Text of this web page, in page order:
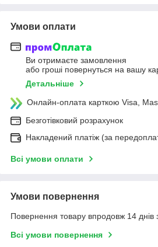
Умови оплати
Ви отримаєте замовлення
або гроші повернуться на вашу
Детальніше
Онлайн-оплата карткою Visa,
Безготівковий розрахунок
Накладений платіж (за
Всі умови оплати
Умови повернення
Повернення товару впродовж 14 днів
Всі умови повернення